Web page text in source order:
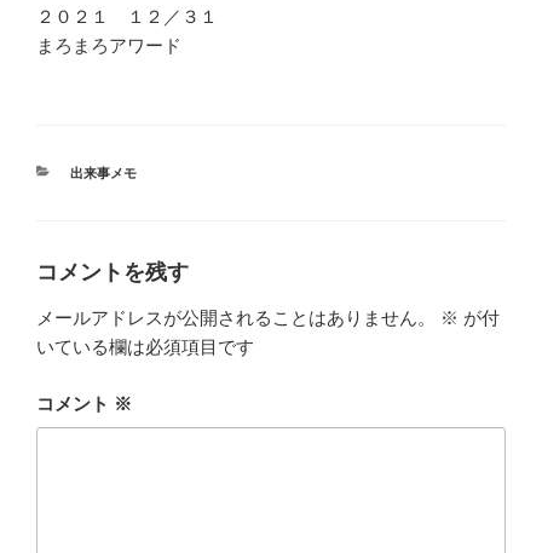
２０２１ １２／３１
まろまろアワード
カ
出来事メモ
コメントを残す
メールアドレスが公開されることはありません。 ※ が付
いている欄は必須項目です
コメント ※